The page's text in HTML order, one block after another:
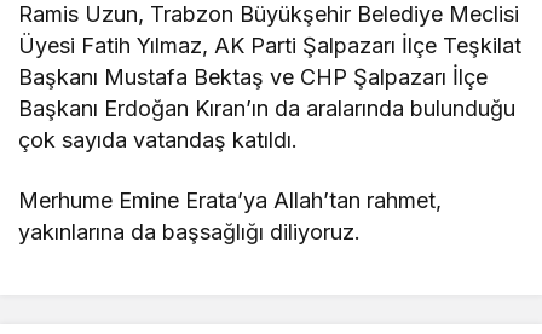
Ramis Uzun, Trabzon Büyükşehir Belediye Meclisi
Üyesi Fatih Yılmaz, AK Parti Şalpazarı İlçe Teşkilat
Başkanı Mustafa Bektaş ve CHP Şalpazarı İlçe
Başkanı Erdoğan Kıran’ın da aralarında bulunduğu
çok sayıda vatandaş katıldı.
Merhume Emine Erata’ya Allah’tan rahmet,
yakınlarına da başsağlığı diliyoruz.